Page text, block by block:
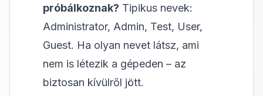
próbálkoznak? Tipikus nevek:
Administrator, Admin, Test, User,
Guest. Ha olyan nevet látsz, ami
nem is létezik a gépeden – az
biztosan kívülről jött.